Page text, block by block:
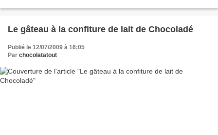
Le gâteau à la confiture de lait de Chocoladé
Publié le 12/07/2009 à 16:05
Par chocolatatout